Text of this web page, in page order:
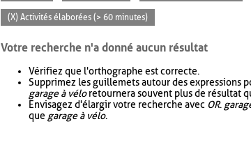
(X) Activités élaborées (> 60 minutes)
Votre recherche n'a donné aucun résultat
Vérifiez que l'orthographe est correcte.
Supprimez les guillemets autour des expressions
garage à véloretournera souvent plus de résultat
Envisagez d'élargir votre recherche avec OR.
que garage à vélo.